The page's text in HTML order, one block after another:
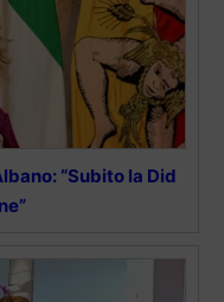
“Subito la Did